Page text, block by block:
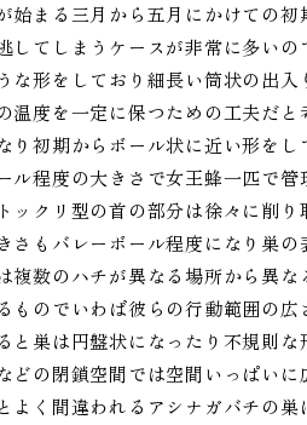
始まる三月から五月にかけての
してしまうケースが非常に多い
な形をしており細長い筒状の出
温度を一定に保つための工夫だ
り初期からボール状に近い形を
ル程度の大きさで女王蜂一匹で
ックリ型の首の部分は徐々に削
さもバレーボール程度になり巣
複数のハチが異なる場所から異
ものでいわば彼らの行動範囲の
と巣は円盤状になったり不規則
どの閉鎖空間では空間いっぱい
よく間違われるアシナガバチの